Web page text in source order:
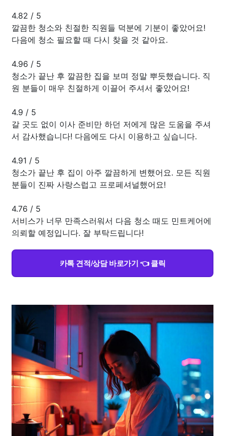
4.82 / 5
깔끔한 청소와 친절한 직원들 덕분에 기분이 좋았어요!
다음에 청소 필요할 때 다시 찾을 것 같아요.
4.96 / 5
청소가 끝난 후 깔끔한 집을 보며 정말 뿌듯했습니다. 직
원 분들이 매우 친절하게 이끌어 주셔서 좋았어요!
4.9 / 5
갈 곳도 없이 이사 준비만 하던 저에게 많은 도움을 주셔
서 감사했습니다! 다음에도 다시 이용하고 싶습니다.
4.91 / 5
청소가 끝난 후 집이 아주 깔끔하게 변했어요. 모든 직원
분들이 진짜 사랑스럽고 프로페셔널했어요!
4.76 / 5
서비스가 너무 만족스러워서 다음 청소 때도 민트케어에
의뢰할 예정입니다. 잘 부탁드립니다!
카톡 견적/상담 바로가기 👈 클릭